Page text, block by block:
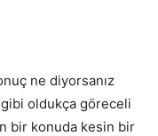
ne diyorsanız
oldukça göreceli
bir konuda kesin bir